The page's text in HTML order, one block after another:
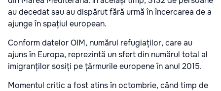
au decedat sau au dispărut fără urmă în încercarea de a
ajunge în spațiul european.
Conform datelor OIM, numărul refugiaților, care au
ajuns în Europa, reprezintă un sfert din numărul total al
imigranților sosiți pe țărmurile europene în anul 2015.
Momentul critic a fost atins în octombrie, când timp de